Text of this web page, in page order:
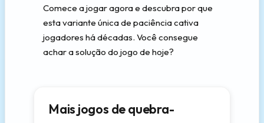
Comece a jogar agora e descubra por que
esta variante única de paciência cativa
jogadores há décadas. Você consegue
achar a solução do jogo de hoje?
Mais jogos de quebra-